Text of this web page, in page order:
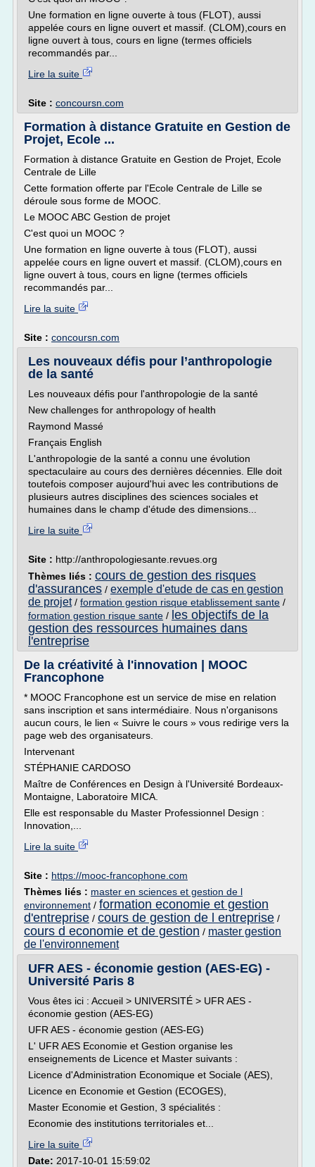
Une formation en ligne ouverte à tous (FLOT), aussi
appelée cours en ligne ouvert et massif. (CLOM),cours en
ligne ouvert à tous, cours en ligne (termes officiels
recommandés par...
Lire la suite
Site : concoursn.com
Formation à distance Gratuite en Gestion de
Projet, Ecole ...
Formation à distance Gratuite en Gestion de Projet, Ecole
Centrale de Lille
Cette formation offerte par l'Ecole Centrale de Lille se
déroule sous forme de MOOC.
Le MOOC ABC Gestion de projet
C'est quoi un MOOC ?
Une formation en ligne ouverte à tous (FLOT), aussi
appelée cours en ligne ouvert et massif. (CLOM),cours en
ligne ouvert à tous, cours en ligne (termes officiels
recommandés par...
Lire la suite
Site : concoursn.com
Les nouveaux défis pour l’anthropologie
de la santé
Les nouveaux défis pour l'anthropologie de la santé
New challenges for anthropology of health
Raymond Massé
Français English
L'anthropologie de la santé a connu une évolution
spectaculaire au cours des dernières décennies. Elle doit
toutefois composer aujourd'hui avec les contributions de
plusieurs autres disciplines des sciences sociales et
humaines dans le champ d'étude des dimensions...
Lire la suite
Site : http://anthropologiesante.revues.org
Thèmes liés : cours de gestion des risques
d'assurances / exemple d'etude de cas en gestion
de projet/ formation gestion risque etablissement sante /
formation gestion risque sante / les objectifs de la
gestion des ressources humaines dans
l'entreprise
De la créativité à l'innovation | MOOC
Francophone
* MOOC Francophone est un service de mise en relation
sans inscription et sans intermédiaire. Nous n'organisons
aucun cours, le lien « Suivre le cours » vous redirige vers la
page web des organisateurs.
Intervenant
STÉPHANIE CARDOSO
Maître de Conférences en Design à l'Université Bordeaux-
Montaigne, Laboratoire MICA.
Elle est responsable du Master Professionnel Design :
Innovation,...
Lire la suite
Site : https://mooc-francophone.com
Thèmes liés : master en sciences et gestion de l
environnement / formation economie et gestion
d'entreprise / cours de gestion de l entreprise /
cours d economie et de gestion / master gestion
de l'environnement
UFR AES - économie gestion (AES-EG) -
Université Paris 8
Vous êtes ici : Accueil > UNIVERSITÉ > UFR AES -
économie gestion (AES-EG)
UFR AES - économie gestion (AES-EG)
L' UFR AES Economie et Gestion organise les
enseignements de Licence et Master suivants :
Licence d'Administration Economique et Sociale (AES),
Licence en Economie et Gestion (ECOGES),
Master Economie et Gestion, 3 spécialités :
Economie des institutions territoriales et...
Lire la suite
Date: 2017-10-01 15:59:02